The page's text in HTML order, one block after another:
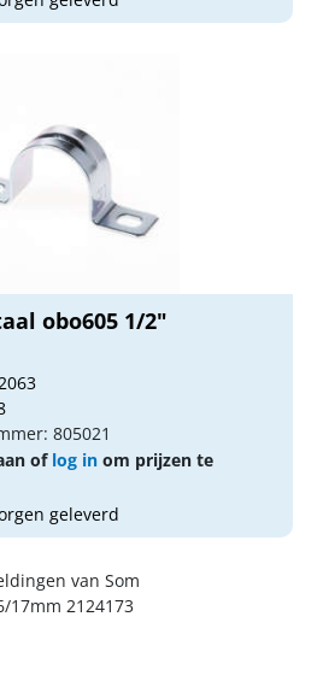
obo605 1/2"
805021
of log in om prijzen te
geleverd